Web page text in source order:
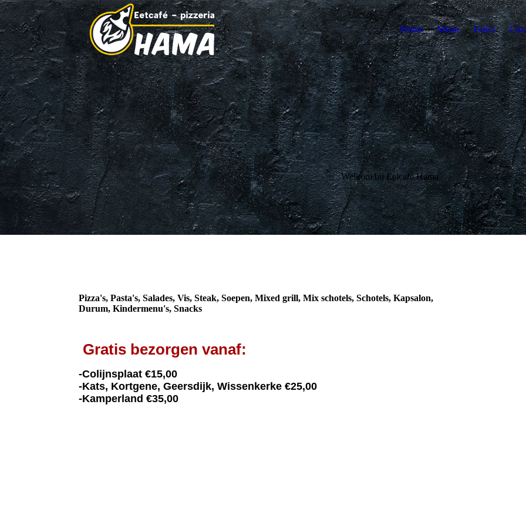
Home Menu Foto's
Welkom bij Eetcafé Hama
Pizza's, Pasta's, Salades, Vis, Steak, Soepen, Mixed grill, Mix schotels, Schotels, Kapsalon,
Durum, Kindermenu's, Snacks
Gratis bezorgen vanaf:
-Colijnsplaat €15,00
-Kats, Kortgene, Geersdijk, Wissenkerke €25,00
-Kamperland €35,00